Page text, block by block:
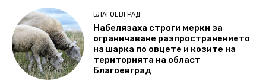
БЛАГОЕВГРАД
Набелязаха строги мерки за
ограничаване разпространението
на шарка по овцете и козите на
територията на област
Благоевград